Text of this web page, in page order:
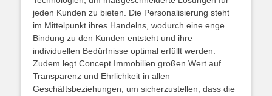
jeden Kunden zu bieten. Die Personalisierung steht
im Mittelpunkt ihres Handelns, wodurch eine enge
Bindung zu den Kunden entsteht und ihre
individuellen Bedürfnisse optimal erfüllt werden.
Zudem legt Concept Immobilien großen Wert auf
Transparenz und Ehrlichkeit in allen
Geschäftsbeziehungen, um sicherzustellen, dass die